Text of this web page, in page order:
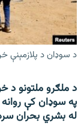
اړیکه
دري پاڼه
Azadi English
راسره ملګري شئ
د سوډان د پلازمېنې
د ملګرو ملتونو د
په سوډان کې روانه
له بشري بحران